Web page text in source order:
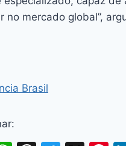
no mercado global”,
Brasil